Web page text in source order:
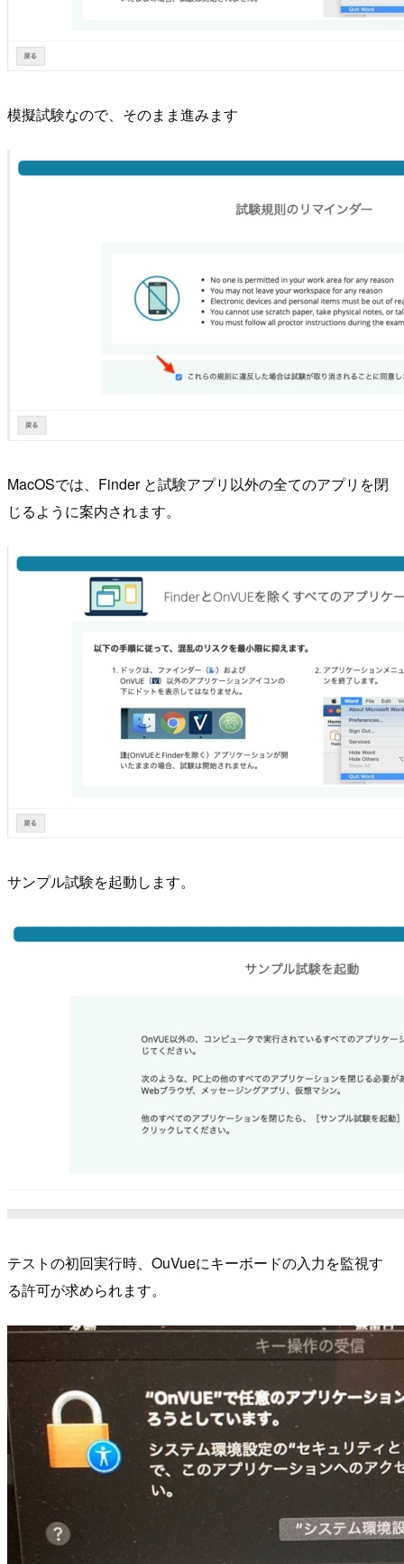
模擬試験なので、そのまま進みます
MacOSでは、Finder と試験アプリ以外の全てのアプリを閉
じるように案内されます。
サンプル試験を起動します。
テストの初回実行時、OuVueにキーボードの入力を監視す
る許可が求められます。